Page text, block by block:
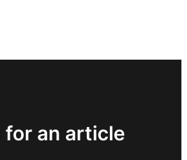
for an article